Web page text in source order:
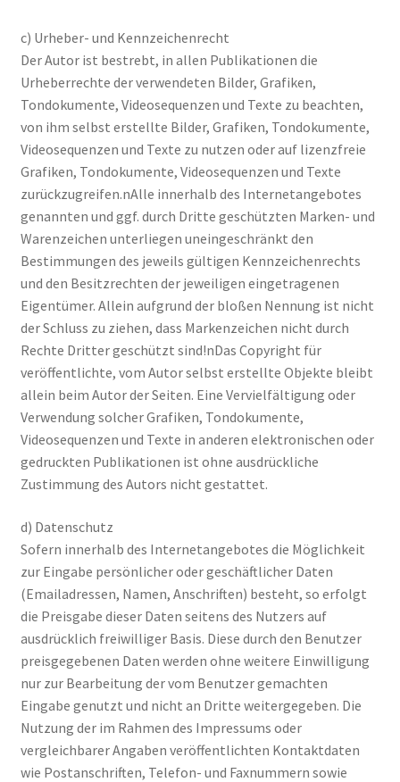
c) Urheber- und Kennzeichenrecht
Der Autor ist bestrebt, in allen Publikationen die
Urheberrechte der verwendeten Bilder, Grafiken,
Tondokumente, Videosequenzen und Texte zu beachten,
von ihm selbst erstellte Bilder, Grafiken, Tondokumente,
Videosequenzen und Texte zu nutzen oder auf lizenzfreie
Grafiken, Tondokumente, Videosequenzen und Texte
zurückzugreifen.nAlle innerhalb des Internetangebotes
genannten und ggf. durch Dritte geschützten Marken- und
Warenzeichen unterliegen uneingeschränkt den
Bestimmungen des jeweils gültigen Kennzeichenrechts
und den Besitzrechten der jeweiligen eingetragenen
Eigentümer. Allein aufgrund der bloßen Nennung ist nicht
der Schluss zu ziehen, dass Markenzeichen nicht durch
Rechte Dritter geschützt sind!nDas Copyright für
veröffentlichte, vom Autor selbst erstellte Objekte bleibt
allein beim Autor der Seiten. Eine Vervielfältigung oder
Verwendung solcher Grafiken, Tondokumente,
Videosequenzen und Texte in anderen elektronischen oder
gedruckten Publikationen ist ohne ausdrückliche
Zustimmung des Autors nicht gestattet.
d) Datenschutz
Sofern innerhalb des Internetangebotes die Möglichkeit
zur Eingabe persönlicher oder geschäftlicher Daten
(Emailadressen, Namen, Anschriften) besteht, so erfolgt
die Preisgabe dieser Daten seitens des Nutzers auf
ausdrücklich freiwilliger Basis. Diese durch den Benutzer
preisgegebenen Daten werden ohne weitere Einwilligung
nur zur Bearbeitung der vom Benutzer gemachten
Eingabe genutzt und nicht an Dritte weitergegeben. Die
Nutzung der im Rahmen des Impressums oder
vergleichbarer Angaben veröffentlichten Kontaktdaten
wie Postanschriften, Telefon- und Faxnummern sowie